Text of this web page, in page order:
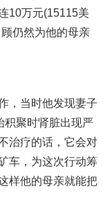
10万元(15115美
仍然为他的母亲
，当时他发现妻子
积聚时肾脏出现严
治疗的话，它会对
车，为这次行动筹
样他的母亲就能把